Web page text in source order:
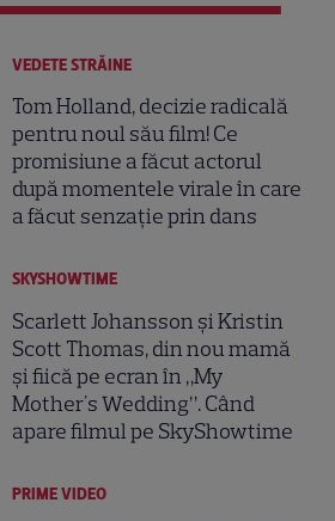
VEDETE STRĂINE
Tom Holland, decizie radicală
pentru noul său film! Ce
promisiune a făcut actorul
după momentele virale în care
a făcut senzație prin dans
SKYSHOWTIME
Scarlett Johansson și Kristin
Scott Thomas, din nou mamă
și fiică pe ecran în „My
Mother's Wedding”. Când
apare filmul pe SkyShowtime
PRIME VIDEO